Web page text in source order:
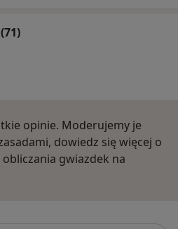
opinie. Moderujemy je
dowiedz się więcej o
gwiazdek na